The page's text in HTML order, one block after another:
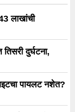
लाखांची
दुर्घटना,
पायलट नशेत?